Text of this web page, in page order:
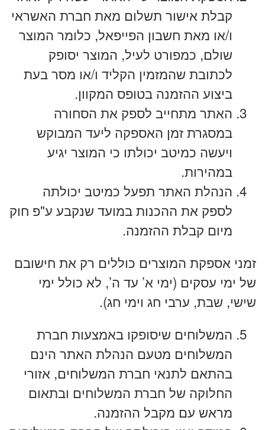
קבלת אישור תשלום מאת חברת האשראי
ו/או מאת חשבון הפייפאל, כלומר המוצר
שולם, כמפורט לעיל, המוצר יסופק
לכתובת שהמזמין הקליד ו/או מסר בעת
ביצוע ההזמנה בטופס המקוון.
האתר מתחייב לספק את הסחורה
במסגרת זמן האספקה ליעד המבוקש
ויעשה כמיטב יכולתו כי המוצר יגיע
במהירות.
הנהלת האתר תפעל כמיטב יכולתה
לספק את ההכנות במועד שנקבע ע"פ חוק
מיום קבלת ההזמנה.
זמני אספקת המוצרים כוללים רק את חישובם
של ימי עסקים (ימי א’ עד ה’, לא כולל ימי
שישי, שבת, ערבי חג וימי חג).
המשלוחים שיסופקו באמצעות חברת
המשלוחים מטעם הנהלת האתר הינם
בהתאם לתנאי חברת המשלוחים, אזורי
החלוקה של חברת המשלוחים ובתאום
מראש עם מקבל ההזמנה.